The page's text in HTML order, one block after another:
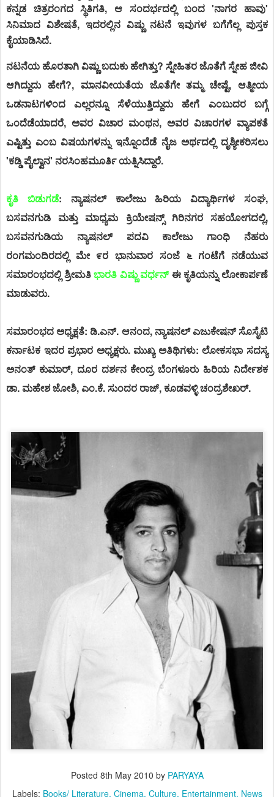
ಕನ್ನಡ ಚಿತ್ರರಂಗದ ಸ್ಥಿತಿಗತಿ, ಆ ಸಂದರ್ಭದಲ್ಲಿ ಬಂದ 'ನಾಗರ ಹಾವು'
ಸಿನಿಮಾದ ವಿಶೇಷತೆ, ಇದರಲ್ಲಿನ ವಿಷ್ಣು ನಟನೆ ಇವುಗಳ ಬಗೆಗೆಲ್ಲ ಪುಸ್ತಕ
ಕೈಯಾಡಿಸಿದೆ.
ನಟನೆಯ ಹೊರತಾಗಿ ವಿಷ್ಣು ಬದುಕು ಹೇಗಿತ್ತು? ಸ್ನೇಹಿತರ ಜೊತೆಗೆ ಸ್ನೇಹ ಜೀವಿ
ಆಗಿದ್ದುದು ಹೇಗೆ?, ಮಾನವೀಯತೆಯ ಜೊತೆಗೇ ತಮ್ಮ ಚೇಷ್ಟೆ, ಆತ್ಮೀಯ
ಒಡನಾಟಗಳಿಂದ ಎಲ್ಲರನ್ನೂ ಸೆಳೆಯುತ್ತಿದ್ದುದು ಹೇಗೆ ಎಂಬುದರ ಬಗ್ಗೆ
ಒಂದೆಡೆಯಾದರೆ, ಅವರ ವಿಚಾರ ಮಂಥನ, ಅವರ ವಿಚಾರಗಳ ವ್ಯಾಪಕತೆ
ಎಷ್ಟಿತ್ತು ಎಂಬ ವಿಷಯಗಳನ್ನು ಇನ್ನೊಂದೆಡೆ ನೈಜ ಅರ್ಥದಲ್ಲಿ ದೃಶ್ಯೀಕರಿಸಲು
'ಕಡ್ಡಿ ಪೈಲ್ವಾನ' ನರಸಿಂಹಮೂರ್ತಿ ಯತ್ನಿಸಿದ್ದಾರೆ.
ಕೃತಿ ಬಿಡುಗಡೆ: ನ್ಯಾಷನಲ್ ಕಾಲೇಜು ಹಿರಿಯ ವಿದ್ಯಾರ್ಥಿಗಳ ಸಂಘ,
ಬಸವನಗುಡಿ ಮತ್ತು ಮಾಧ್ಯಮ ಕ್ರಿಯೇಷನ್ಸ್ ಗಿರಿನಗರ ಸಹಯೋಗದಲ್ಲಿ,
ಬಸವನಗುಡಿಯ ನ್ಯಾಷನಲ್ ಪದವಿ ಕಾಲೇಜು ಗಾಂಧಿ ನೆಹರು
ರಂಗಮಂದಿರದಲ್ಲಿ ಮೇ ೯ರ ಭಾನುವಾರ ಸಂಜೆ ೬ ಗಂಟೆಗೆ ನಡೆಯುವ
ಸಮಾರಂಭದಲ್ಲಿ ಶ್ರೀಮತಿಭಾರತಿ ವಿಷ್ಣು ವರ್ಧನ್ಈ ಕೃತಿಯನ್ನು ಲೋಕಾರ್ಪಣೆ
ಮಾಡುವರು.
ಸಮಾರಂಭದ ಅಧ್ಯಕ್ಷತೆ: ಡಿ.ಎನ್. ಆನಂದ, ನ್ಯಾಷನಲ್ ಎಜುಕೇಷನ್ ಸೊಸೈಟಿ
ಕರ್ನಾಟಕ ಇದರ ಪ್ರಭಾರ ಅಧ್ಯಕ್ಷರು. ಮುಖ್ಯ ಅತಿಥಿಗಳು: ಲೋಕಸಭಾ ಸದಸ್ಯ
ಅನಂತ್ ಕುಮಾರ್, ದೂರ ದರ್ಶನ ಕೇಂದ್ರ ಬೆಂಗಳೂರು ಹಿರಿಯ ನಿರ್ದೇಶಕ
ಡಾ. ಮಹೇಶ ಜೋಶಿ, ಎಂ.ಕೆ. ಸುಂದರ ರಾಜ್, ಕೂಡವಳ್ಳಿ ಚಂದ್ರಶೇಖರ್.
Posted 8th May 2010 by PARYAYA
Labels: Books/ Literature Cinema Culture Entertainment News